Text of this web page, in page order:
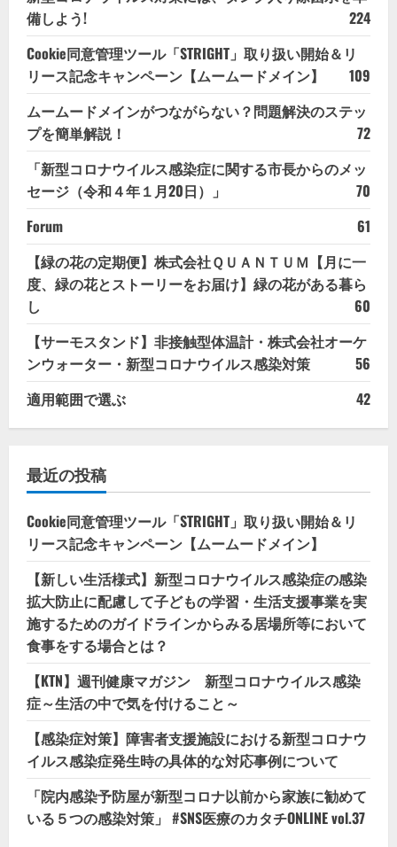
備しよう!
224
Cookie同意管理ツール「STRIGHT」取り扱い開始＆リ
リース記念キャンペーン【ムームードメイン】
109
ムームードメインがつながらない？問題解決のステッ
プを簡単解説！
72
「新型コロナウイルス感染症に関する市長からのメッ
セージ（令和４年１月20日）」
70
Forum
61
【緑の花の定期便】株式会社ＱＵＡＮＴＵＭ【月に一
度、緑の花とストーリーをお届け】緑の花がある暮ら
し
60
【サーモスタンド】非接触型体温計・株式会社オーケ
ンウォーター・新型コロナウイルス感染対策
56
適用範囲で選ぶ
42
最近の投稿
Cookie同意管理ツール「STRIGHT」取り扱い開始＆リ
リース記念キャンペーン【ムームードメイン】
【新しい生活様式】新型コロナウイルス感染症の感染
拡大防止に配慮して子どもの学習・生活支援事業を実
施するためのガイドラインからみる居場所等において
食事をする場合とは？
【KTN】週刊健康マガジン 新型コロナウイルス感染
症～生活の中で気を付けること～
【感染症対策】障害者支援施設における新型コロナウ
イルス感染症発生時の具体的な対応事例について
「院内感染予防屋が新型コロナ以前から家族に勧めて
いる５つの感染対策」 #SNS医療のカタチONLINE vol.37